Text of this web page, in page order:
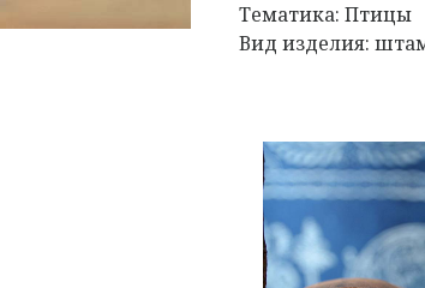
Тематика: Птицы
Вид изделия: